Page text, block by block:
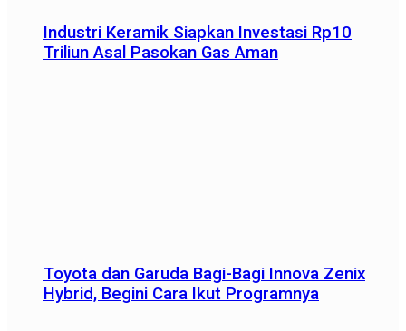
Industri Keramik Siapkan Investasi Rp10
Triliun Asal Pasokan Gas Aman
Toyota dan Garuda Bagi-Bagi Innova Zenix
Hybrid, Begini Cara Ikut Programnya